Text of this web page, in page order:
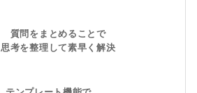
質問をまとめることで
思考を整理して素早く解決